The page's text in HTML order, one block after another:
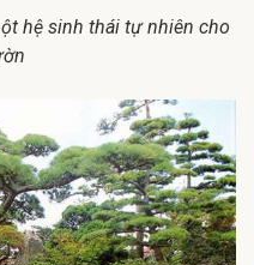
hệ sinh thái tự nhiên cho